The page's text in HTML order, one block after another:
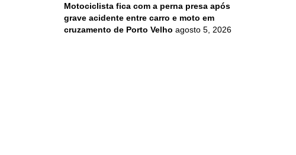
Motociclista fica com a perna presa após
grave acidente entre carro e moto em
cruzamento de Porto Velho agosto 5, 2026